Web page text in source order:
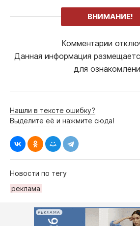
ВНИМАНИЕ!
Комментарии
Данная информация
для
Нашли в тексте ошибку?
Выделите её и нажмите сюда!
Новости по тегу
рeклама
РЕКЛАМА